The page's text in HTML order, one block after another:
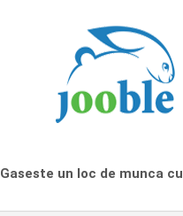
Gaseste un loc de munca cu